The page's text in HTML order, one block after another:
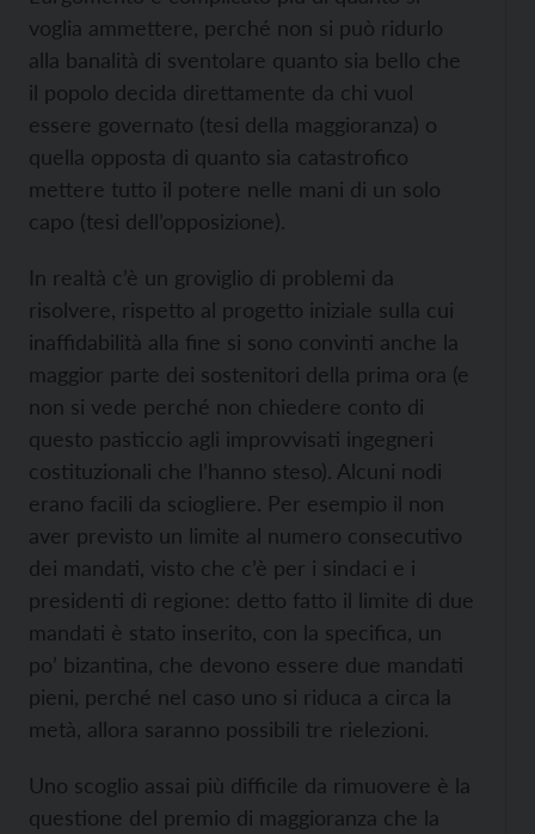
voglia ammettere, perché non si può ridurlo
alla banalità di sventolare quanto sia bello che
il popolo decida direttamente da chi vuol
essere governato (tesi della maggioranza) o
quella opposta di quanto sia catastrofico
mettere tutto il potere nelle mani di un solo
capo (tesi dell’opposizione).
In realtà c’è un groviglio di problemi da
risolvere, rispetto al progetto iniziale sulla cui
inaffidabilità alla fine si sono convinti anche la
maggior parte dei sostenitori della prima ora (e
non si vede perché non chiedere conto di
questo pasticcio agli improvvisati ingegneri
costituzionali che l’hanno steso). Alcuni nodi
erano facili da sciogliere. Per esempio il non
aver previsto un limite al numero consecutivo
dei mandati, visto che c’è per i sindaci e i
presidenti di regione: detto fatto il limite di due
mandati è stato inserito, con la specifica, un
po’ bizantina, che devono essere due mandati
pieni, perché nel caso uno si riduca a circa la
metà, allora saranno possibili tre rielezioni.
Uno scoglio assai più difficile da rimuovere è la
questione del premio di maggioranza che la